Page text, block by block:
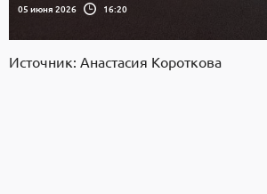
05 июня 2026 16:20
Источник: Анастасия Короткова